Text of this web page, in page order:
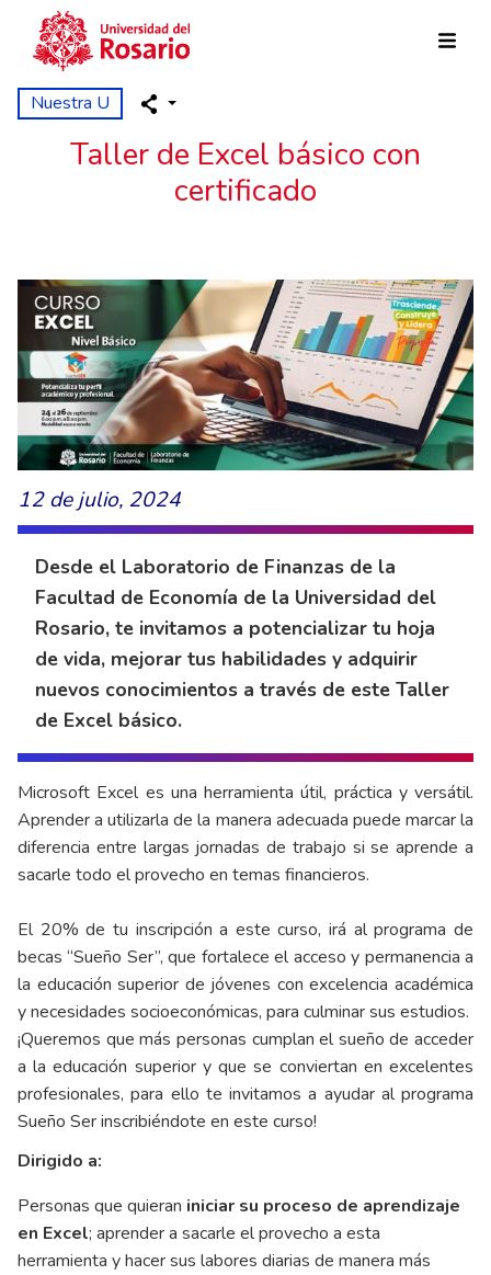
Pasar al contenido principal
Nuestra U
Taller de Excel básico con
certificado
12 de julio, 2024
Desde el Laboratorio de Finanzas de la
Facultad de Economía de la Universidad del
Rosario, te invitamos a potencializar tu hoja
de vida, mejorar tus habilidades y adquirir
nuevos conocimientos a través de este Taller
de Excel básico.
Microsoft Excel es una herramienta útil, práctica y versátil.
Aprender a utilizarla de la manera adecuada puede marcar la
diferencia entre largas jornadas de trabajo si se aprende a
sacarle todo el provecho en temas financieros.
El 20% de tu inscripción a este curso, irá al programa de
becas “Sueño Ser”, que fortalece el acceso y permanencia a
la educación superior de jóvenes con excelencia académica
y necesidades socioeconómicas, para culminar sus estudios.
¡Queremos que más personas cumplan el sueño de acceder
a la educación superior y que se conviertan en excelentes
profesionales, para ello te invitamos a ayudar al programa
Sueño Ser inscribiéndote en este curso!
Dirigido a:
Personas que quieran iniciar su proceso de aprendizaje
en Excel; aprender a sacarle el provecho a esta
herramienta y hacer sus labores diarias de manera más